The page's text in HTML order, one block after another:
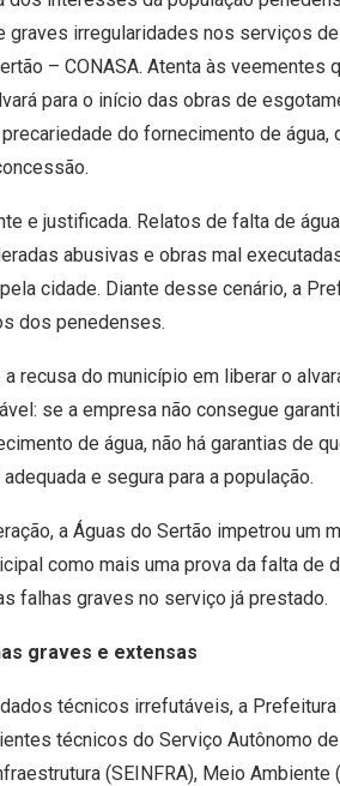
graves irregularidades nos serviços
– CONASA. Atenta às veementes
para o início das obras de
do fornecimento de
e justificada. Relatos de falta de
abusivas e obras mal
cidade. Diante desse cenário, a
dos penedenses.
recusa do município em liberar o
se a empresa não consegue
de água, não há garantias de
e segura para a população.
a Águas do Sertão impetrou um
como mais uma prova da falta de
falhas graves no serviço já prestado.
graves e extensas
técnicos irrefutáveis, a
técnicos do Serviço Autônomo
(SEINFRA), Meio Ambiente